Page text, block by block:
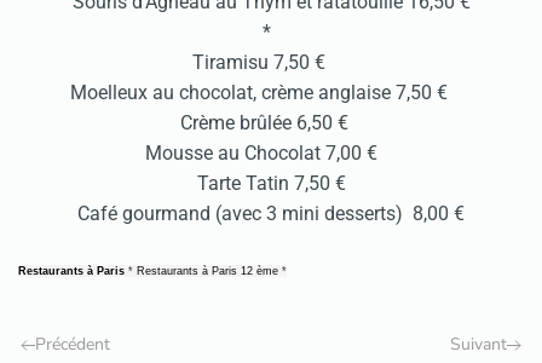
*
Tiramisu 7,50 €
Moelleux au chocolat, crème anglaise 7,50 €
Crème brûlée 6,50 €
Mousse au Chocolat 7,00 €
Tarte Tatin 7,50 €
Café gourmand (avec 3 mini desserts) 8,00 €
Restaurants à Paris * Restaurants à Paris 12 ème *
Précédent Suivant